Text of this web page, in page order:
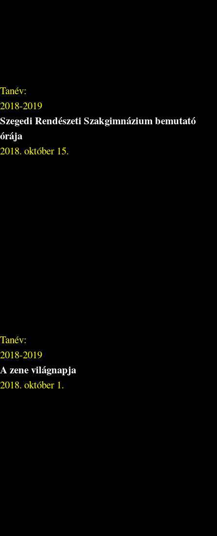
Tanév:
2018-2019
Szegedi Rendészeti Szakgimnázium bemutató
órája
2018. október 15.
Tanév:
2018-2019
A zene világnapja
2018. október 1.